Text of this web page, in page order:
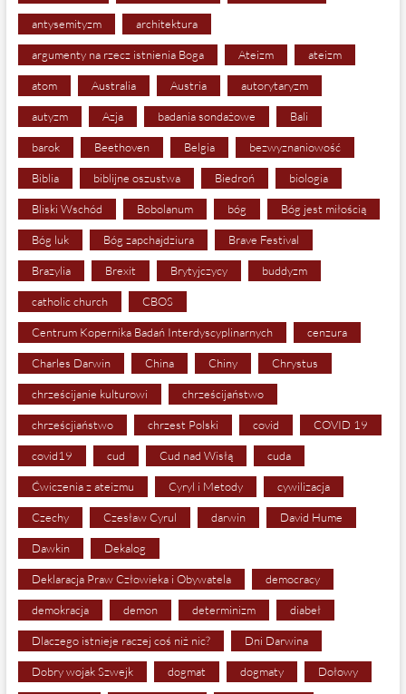
antysemityzm architektura
argumenty na rzecz istnienia Boga Ateizm ateizm
atom Australia Austria autorytaryzm
autyzm Azja badania sondażowe Bali
barok Beethoven Belgia bezwyznaniowość
Biblia biblijne oszustwa Biedroń biologia
Bliski Wschód Bobolanum bóg Bóg jest miłością
Bóg luk Bóg zapchajdziura Brave Festival
Brazylia Brexit Brytyjczycy buddyzm
catholic church CBOS
Centrum Kopernika Badań Interdyscyplinarnych cenzura
Charles Darwin China Chiny Chrystus
chrześcijanie kulturowi chrześcijaństwo
chrześcjiaństwo chrzest Polski covid COVID 19
covid19 cud Cud nad Wisłą cuda
Ćwiczenia z ateizmu Cyryl i Metody cywilizacja
Czechy Czesław Cyrul darwin David Hume
Dawkin Dekalog
Deklaracja Praw Człowieka i Obywatela democracy
demokracja demon determinizm diabeł
Dlaczego istnieje raczej coś niż nic? Dni Darwina
Dobry wojak Szwejk dogmat dogmaty Dołowy